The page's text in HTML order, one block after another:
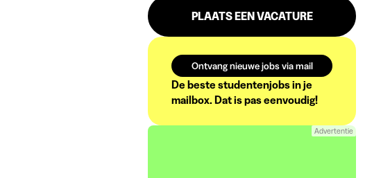
PLAATS EEN VACATURE
Ontvang nieuwe jobs via mail
De beste studentenjobs in je
mailbox. Dat is pas eenvoudig!
Advertentie